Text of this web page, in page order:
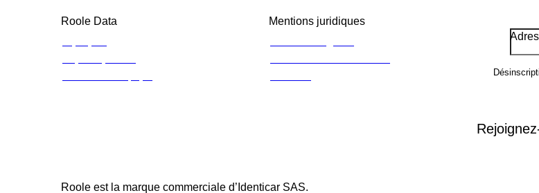
Roole Data
Mentions juridiques
Roole est la marque commerciale d’Identicar SAS.